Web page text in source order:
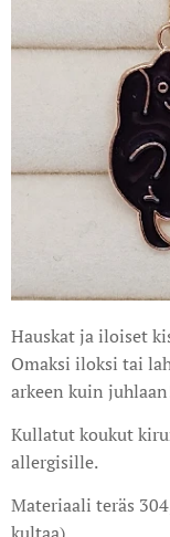
Hauskat ja iloiset
Omaksi iloksi tai
arkeen kuin
Kullatut koukut
allergisille.
Materiaali teräs